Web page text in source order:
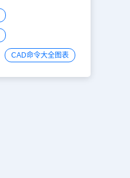
CAD命令大全图表